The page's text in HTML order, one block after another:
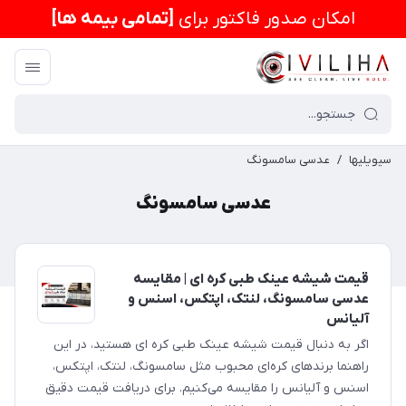
امكان صدور فاکتور برای [تمامی بیمه ها]
سیویلیها / عدسی سامسونگ
عدسی سامسونگ
قیمت شیشه عینک طبی کره ای | مقایسه
عدسی سامسونگ، لنتک، اپتکس، اسنس و
آلیانس
اگر به دنبال قیمت شیشه عینک طبی کره ای هستید، در این
راهنما برندهای کره‌ای محبوب مثل سامسونگ، لنتک، اپتکس،
اسنس و آلیانس را مقایسه می‌کنیم. برای دریافت قیمت دقیق